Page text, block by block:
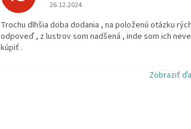
26.12.2024
Trochu dlhšia doba dodania , na položenú otázku
odpoveď , z lustrov som nadšená , inde som ich
kúpiť .
Zobraziť